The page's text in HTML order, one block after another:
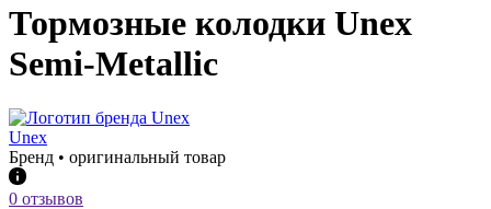
Тормозные колодки Unex
Semi-Metallic
Unex
Бренд • оригинальный товар
0 отзывов